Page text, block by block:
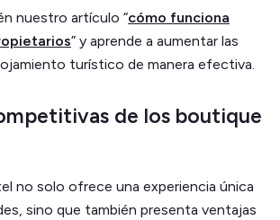
nuestro artículo “cómo funciona
” y aprende a aumentar las
turístico de manera efectiva.
de los boutique
no solo ofrece una experiencia única
sino que también presenta ventajas